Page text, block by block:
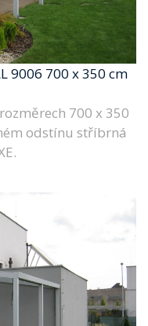
9006 700 x 350 cm
700 x 350
odstínu stříbrná